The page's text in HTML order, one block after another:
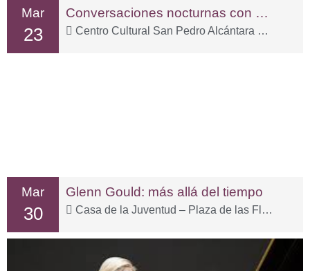
Mar
23
Conversaciones nocturnas con Martha Argerich
Centro Cultural San Pedro Alcántara – C. Sp Tolox, 3
Mar
30
Glenn Gould: más allá del tiempo
Casa de la Juventud – Plaza de las Flores, 15